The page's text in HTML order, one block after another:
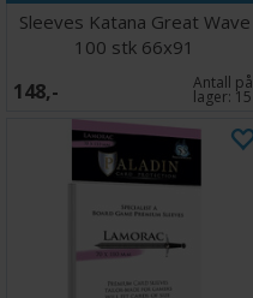
Sleeves Katana Great Wave
100 stk 66x91
148,- Antall på
lager: 15